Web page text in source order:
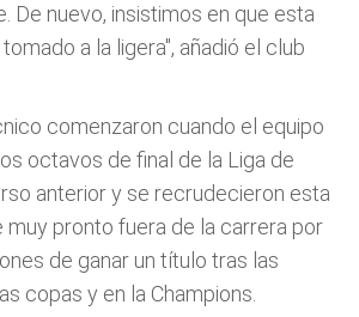
De nuevo, insistimos en que esta
a la ligera", añadió el club
comenzaron cuando el equipo
octavos de final de la Liga de
anterior y se recrudecieron esta
muy pronto fuera de la carrera por
de ganar un título tras las
copas y en la Champions.